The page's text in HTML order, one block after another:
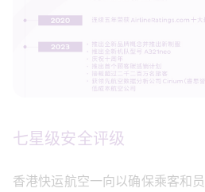
七星级安全评级
香港快运航空一向以确保乘客和